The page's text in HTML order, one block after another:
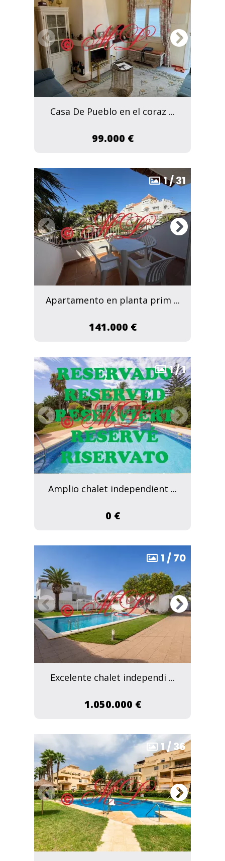
Casa De Pueblo en el coraz ...
99.000 €
1/31
Apartamento en planta prim ...
141.000 €
1/1
Amplio chalet independient ...
0 €
1 /70
Excelente chalet independi ...
1.050.000 €
1/36